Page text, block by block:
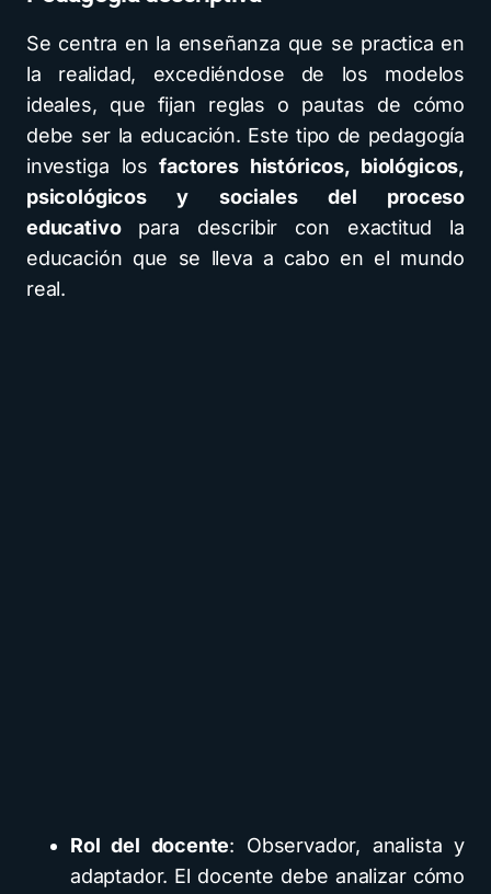
Se centra en la enseñanza que se practica en
la realidad, excediéndose de los modelos
ideales, que fijan reglas o pautas de cómo
debe ser la educación. Este tipo de pedagogía
investiga los factores históricos, biológicos,
psicológicos y sociales del proceso
educativopara describir con exactitud la
educación que se lleva a cabo en el mundo
real.
Rol del docente: Observador, analista y
adaptador. El docente debe analizar cómo